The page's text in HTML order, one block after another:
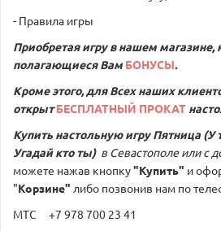
- Правила игры
Приобретая игру в нашем магазине,
полагающиеся Вам БОНУСЫ.
Кроме этого, для Всех наших
открыт БЕСПЛАТНЫЙ ПРОКАТ
Купить настольную игру Пятница (У
Угадай кто ты) в Севастополе или с
можете нажав кнопку"Купить" и
"Корзине" либо позвонив нам по
МТС +7 978 700 23 41